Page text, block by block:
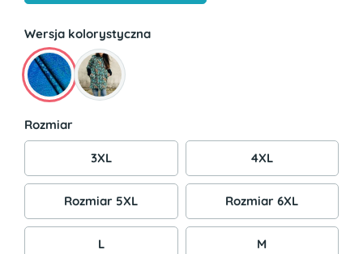
Wersja kolorystyczna
Rozmiar
3XL 4XL
Rozmiar 5XL Rozmiar 6XL
L M